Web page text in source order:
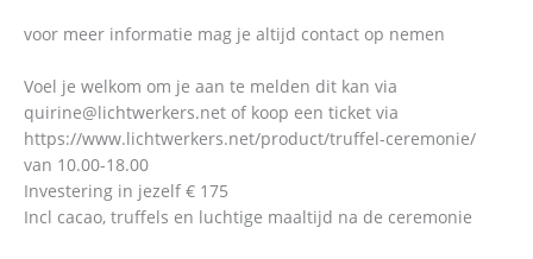
voor meer informatie mag je altijd contact op nemen
Voel je welkom om je aan te melden dit kan via
quirine@lichtwerkers.net of koop een ticket via
https://www.lichtwerkers.net/product/truffel-ceremonie/
van 10.00-18.00
Investering in jezelf € 175
Incl cacao, truffels en luchtige maaltijd na de ceremonie